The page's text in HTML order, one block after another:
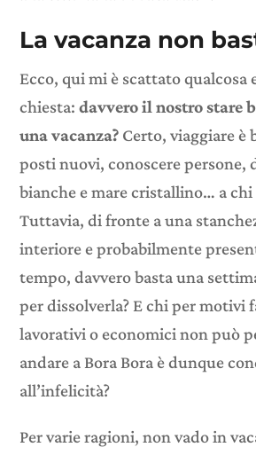
La vacanza non
Ecco, qui mi è scattato qualcosa
chiesta:davvero il nostro stare
una vacanza? Certo, viaggiare è
posti nuovi, conoscere persone,
bianche e mare cristallino… a chi
Tuttavia, di fronte a una
interiore e probabilmente
tempo, davvero basta una
per dissolverla? E chi per motivi
lavorativi o economici non può
andare a Bora Bora è dunque
all’infelicità?
Per varie ragioni, non vado in